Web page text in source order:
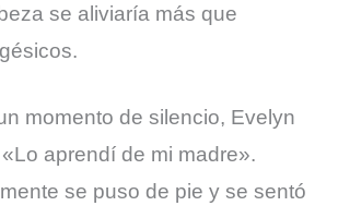
se aliviaría más que
momento de silencio, Evelyn
aprendí de mi madre».
se puso de pie y se sentó